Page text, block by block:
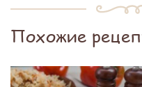
Похожие